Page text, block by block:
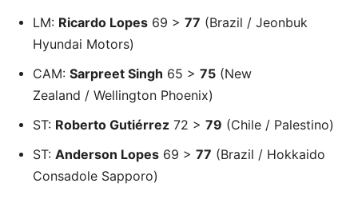
LM: Ricardo Lopes 69 > 77 (Brazil / Jeonbuk
Hyundai Motors)
CAM: Sarpreet Singh 65 > 75 (New
Zealand / Wellington Phoenix)
ST: Roberto Gutiérrez 72 > 79 (Chile / Palestino)
ST: Anderson Lopes 69 > 77 (Brazil / Hokkaido
Consadole Sapporo)